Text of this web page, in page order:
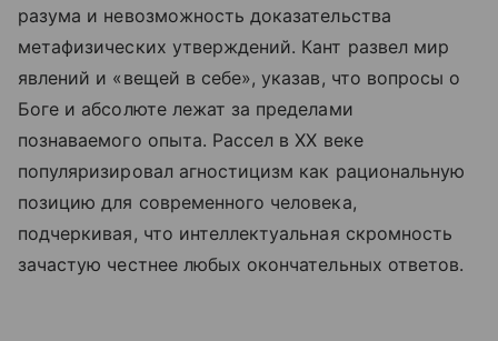
разума и невозможность доказательства
метафизических утверждений. Кант развел мир
явлений и «вещей в себе», указав, что вопросы о
Боге и абсолюте лежат за пределами
познаваемого опыта. Рассел в XX веке
популяризировал агностицизм как рациональную
позицию для современного человека,
подчеркивая, что интеллектуальная скромность
зачастую честнее любых окончательных ответов.